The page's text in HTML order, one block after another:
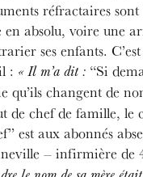
réfractaires sont
en absolu, voire une
ses enfants.
: « Il m’a dit : “Si
qu’ils changent de
de chef de famille, le
est aux abonnés
– infirmière de